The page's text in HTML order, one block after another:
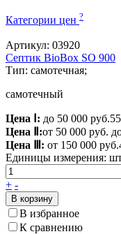
Категории цен ?
Артикул: 03920
Септик BioBox SO 900
Тип: самотечная;
самотечный
Цена Ⅰ: до 50 000 руб.
Цена Ⅱ:от 50 000 руб.
Цена Ⅲ: от 150 000 руб.
Единицы измерения:
+ -
В корзину
В избранное
К сравнению